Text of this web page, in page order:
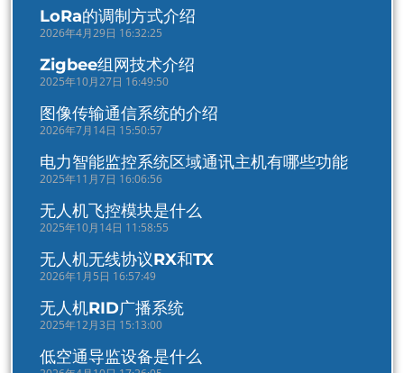
LoRa的调制方式介绍
2026年4月29日 16:32:25
Zigbee组网技术介绍
2025年10月27日 16:49:50
图像传输通信系统的介绍
2026年7月14日 15:50:57
电力智能监控系统区域通讯主机有哪些功能
2025年11月7日 16:06:56
无人机飞控模块是什么
2025年10月14日 11:58:55
无人机无线协议RX和TX
2026年1月5日 16:57:49
无人机RID广播系统
2025年12月3日 15:13:00
低空通导监设备是什么